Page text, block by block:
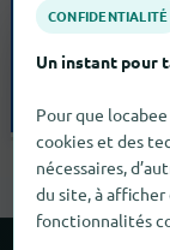
CONFIDENTIALITÉ
Un instant pour
Pour que
cookies et des
nécessaires,
du site, à
fonctionnalités